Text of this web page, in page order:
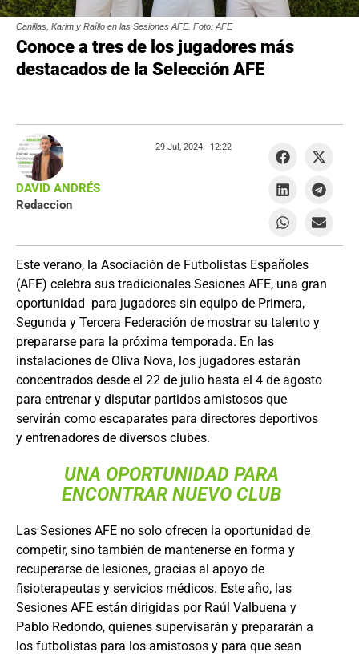
Canillas, Karim y Raíllo en las Sesiones AFE. Foto: AFE
Conoce a tres de los jugadores más
destacados de la Selección AFE
Este verano, la Asociación de Futbolistas Españoles
(AFE) celebra sus tradicionales Sesiones AFE, una gran
oportunidad para jugadores sin equipo de Primera,
Segunda y Tercera Federación de mostrar su talento y
prepararse para la próxima temporada. En las
instalaciones de Oliva Nova, los jugadores estarán
concentrados desde el 22 de julio hasta el 4 de agosto
para entrenar y disputar partidos amistosos que
servirán como escaparates para directores deportivos
y entrenadores de diversos clubes.
UNA OPORTUNIDAD PARA
ENCONTRAR NUEVO CLUB
Las Sesiones AFE no solo ofrecen la oportunidad de
competir, sino también de mantenerse en forma y
recuperarse de lesiones, gracias al apoyo de
fisioterapeutas y servicios médicos. Este año, las
Sesiones AFE están dirigidas por Raúl Valbuena y
Pablo Redondo, quienes supervisarán y prepararán a
los futbolistas para los amistosos y para que sean
DAVID ANDRÉS
Redaccion
29 Jul, 2024 - 12:22